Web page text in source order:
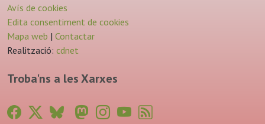
Avís de cookies
Edita consentiment de cookies
Mapa web | Contactar
Realització: cdnet
Troba'ns a les Xarxes